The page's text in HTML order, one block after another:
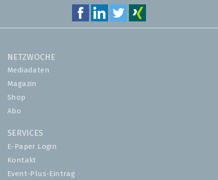
NETZWOCHE
Mediadaten
Magazin
Shop
Abo
SERVICES
E-Paper Login
Kontakt
Event-Plus-Eintrag